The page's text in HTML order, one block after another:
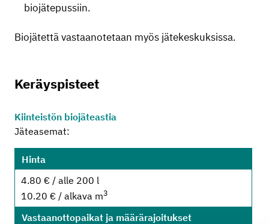
biojätepussiin.
Biojätettä vastaanotetaan myös jätekeskuksissa.
Keräyspisteet
Kiinteistön biojäteastia
Jäteasemat:
Hinta
4.80 € / alle 200 l
10.20 € / alkava m3
Vastaanottopaikat ja määrärajoitukset